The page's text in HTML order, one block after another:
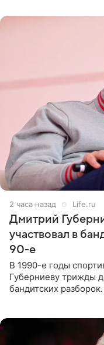
2 часа назад Life.ru
Дмитрий
участвовал в
90-е
В 1990-е годы
Губерниеву трижды
бандитских